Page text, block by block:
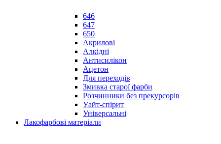
646
647
650
Акрилові
Алкідні
Антисилікон
Ацетон
Для переходів
Змивка старої фарби
Розчинники без прекурсорів
Уайт-спірит
Універсальні
Лакофарбові матеріали